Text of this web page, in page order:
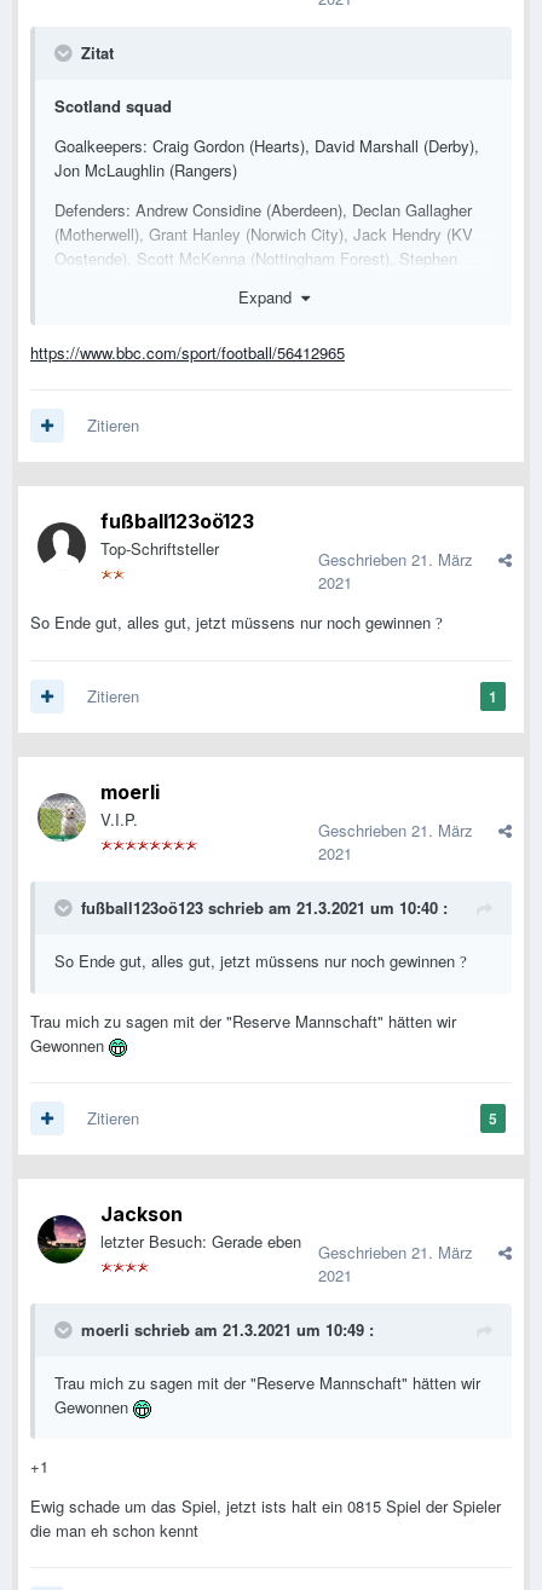
Zitat
Scotland squad
Goalkeepers: Craig Gordon (Hearts), David Marshall (Derby),
Jon McLaughlin (Rangers)
Defenders: Andrew Considine (Aberdeen), Declan Gallagher
(Motherwell), Grant Hanley (Norwich City), Jack Hendry (KV
Oostende), Scott McKenna (Nottingham Forest), Stephen
Andy Robertson (Liverpool), Greg Taylor (Celtic), Kieran
John McGinn (Aston Villa), Callum McGregor (Celtic), Kenny
Forwards: Che Adams (Southampton), Lyndon Dykes (Queens
Park Rangers), Ryan Fraser (Newcastle), Oli McBurnie
(Sheffield United), Kevin Nisbet (Hibernian)
Expand
https://www.bbc.com/sport/football/56412965
Zitieren
fußball123oö123
Top-Schriftsteller Geschrieben 21. März
2021
So Ende gut, alles gut, jetzt müssens nur noch gewinnen ?
1
Zitieren
moerli
V.I.P. Geschrieben 21. März
2021
fußball123oö123 schrieb am 21.3.2021 um 10:40 :
So Ende gut, alles gut, jetzt müssens nur noch gewinnen ?
Trau mich zu sagen mit der "Reserve Mannschaft" hätten wir
Gewonnen
5
Zitieren
Jackson
letzter Besuch: Gerade eben Geschrieben 21. März
2021
moerli schrieb am 21.3.2021 um 10:49 :
Trau mich zu sagen mit der "Reserve Mannschaft" hätten wir
Gewonnen
+1
Ewig schade um das Spiel, jetzt ists halt ein 0815 Spiel der Spieler
die man eh schon kennt